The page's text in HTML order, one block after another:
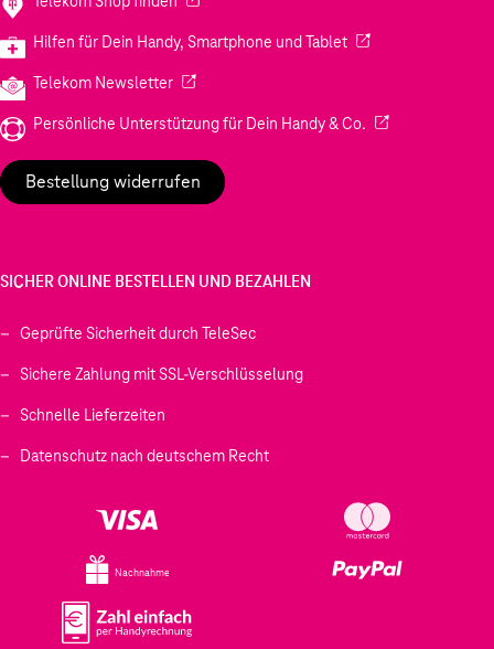
Hilfen für Dein Handy, Smartphone und Tablet(Wird in einem
Telekom Newsletter(Wird in einem neuen Tab geöffnet)
Persönliche Unterstützung für Dein Handy & Co. (Wird in einem
Bestellung widerrufen
SICHER ONLINE BESTELLEN UND BEZAHLEN
Geprüfte Sicherheit durch TeleSec
Sichere Zahlung mit SSL-Verschlüsselung
Schnelle Lieferzeiten
Datenschutz nach deutschem Recht
Nachnahme